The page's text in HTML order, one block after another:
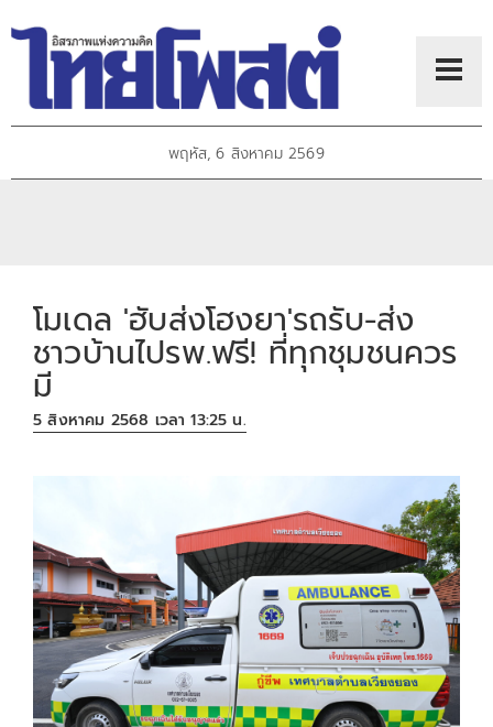
พฤหัส, 6 สิงหาคม 2569
โมเดล 'ฮับส่งโฮงยา'รถรับ-ส่ง
ชาวบ้านไปรพ.ฟรี! ที่ทุกชุมชนควร
มี
5 สิงหาคม 2568 เวลา 13:25 น.